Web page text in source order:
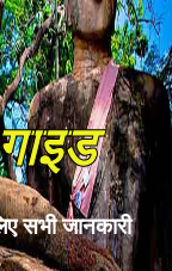
सभी जानकारी